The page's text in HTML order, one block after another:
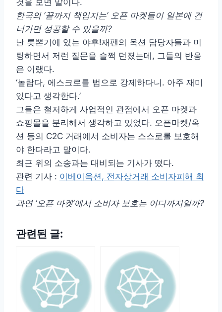
한국의 ‘끝까지 책임지는’ 오픈 마켓들이 일본에 건
너가면 성공할 수 있을까?
난 롯뽄기에 있는 야후!재팬의 옥션 담당자들과 미
팅하면서 저런 질문을 슬쩍 던졌는데, 그들의 반응
은 이랬다.
‘놀랍다, 에스크로를 법으로 강제하다니. 아주 재미
있다고 생각한다.’
그들은 철저하게 사업적인 관점에서 오픈 마켓과
쇼핑몰을 분리해서 생각하고 있었다. 오픈마켓/옥
션 등의 C2C 거래에서 소비자는 스스로롤 보호해
야 한다라고 말이다.
최근 위의 소송과는 대비되는 기사가 떴다.
관련 기사 : 이베이옥션, 전자상거래 소비자피해 최
다
과연 ‘오픈 마켓’에서 소비자 보호는 어디까지일까?
관련된 글: